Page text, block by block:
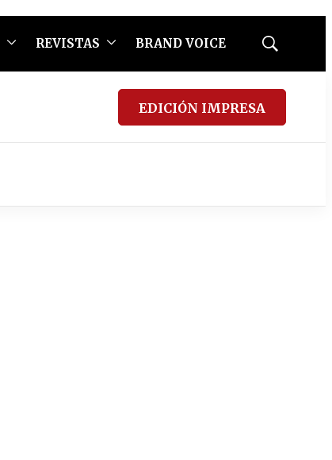
REVISTAS BRAND VOICE
Mostrar
EDICIÓN IMPRESA